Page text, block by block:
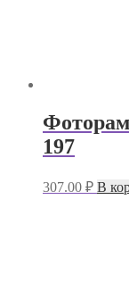
197
307.00 ₽ В